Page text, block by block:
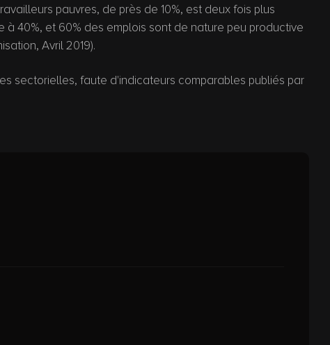
pauvres, de près de 10%, est deux fois plus
40%, et 60% des emplois sont de nature peu productive
Avril 2019).
sectorielles, faute d'indicateurs comparables publiés par